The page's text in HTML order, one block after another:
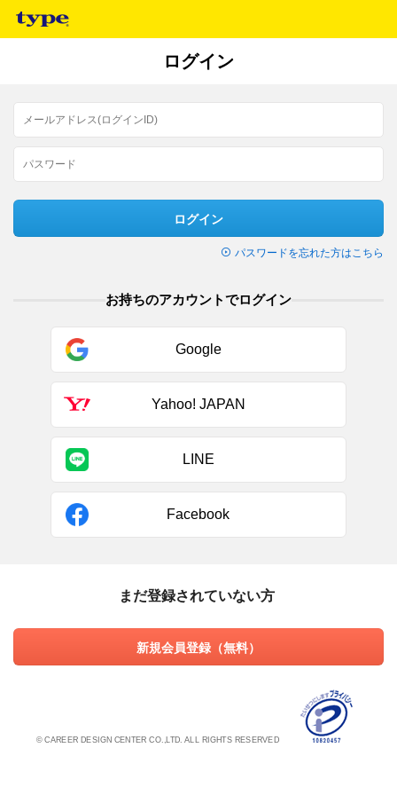
ログイン
ログイン
パスワードを忘れた方はこちら
お持ちのアカウントでログイン
Google
Yahoo! JAPAN
LINE
Facebook
まだ登録されていない方
新規会員登録（無料）
© CAREER DESIGN CENTER CO.,LTD. ALL RIGHTS RESERVED